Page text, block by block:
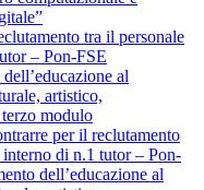
tra il personale
– Pon-FSE
al
artistico,
modulo
per il reclutamento
di n.1 tutor – Pon-
dell’educazione al